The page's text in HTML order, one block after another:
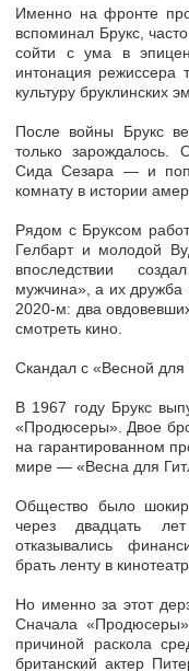
Именно на фронте
вспоминал Брукс,
сойти с ума в
интонация режиссера
культуру бруклинских
После войны Брукс
только зарождалось.
Сида Сезара — и
комнату в истории
Рядом с Бруксом
Гелбарт и молодой
впоследствии
мужчина», а их дружба
2020-м: два
смотреть кино.
Скандал с «Весной для
В 1967 году Брукс
«Продюсеры». Двое
на гарантированном
мире — «Весна для
Общество было
через двадцать
отказывались
брать ленту в
Но именно за этот
Сначала
причиной раскола
британский актер